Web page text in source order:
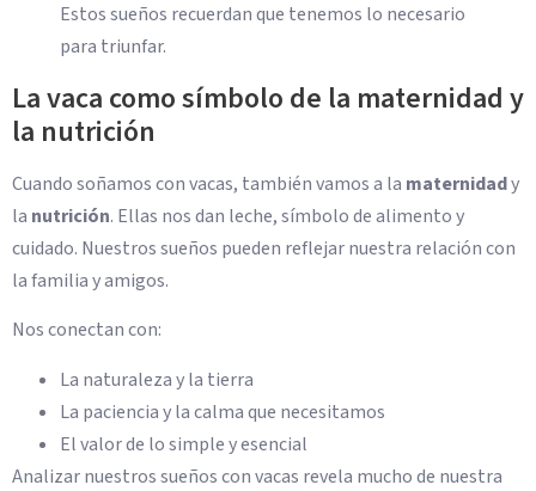
Estos sueños recuerdan que tenemos lo necesario
para triunfar.
La vaca como símbolo de la maternidad y
la nutrición
Cuando soñamos con vacas, también vamos a la maternidady
la nutrición. Ellas nos dan leche, símbolo de alimento y
cuidado. Nuestros sueños pueden reflejar nuestra relación con
la familia y amigos.
Nos conectan con:
La naturaleza y la tierra
La paciencia y la calma que necesitamos
El valor de lo simple y esencial
Analizar nuestros sueños con vacas revela mucho de nuestra